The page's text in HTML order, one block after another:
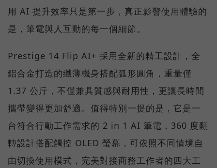
用 AI 提升效率只是第一步，真正影響使用體驗的
是，筆電與人互動的每一個細節。
Prestige 14 Flip AI+ 採用全新的精工設計，全
鋁合金打造的纖薄機身搭配弧形圓角，重量僅
1.37 公斤，不僅兼具質感與耐用性，更讓長時間
攜帶變得更加舒適。值得特別一提的是，它是一
台符合行動工作需求的 2 in 1 AI 筆電，360 度翻
轉設計搭配觸控 OLED 螢幕，可依照不同情境自
由切換使用模式，完美對接商務工作者的四大工